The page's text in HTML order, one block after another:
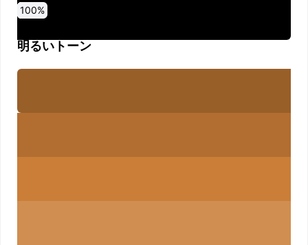
明るいトーン
0%
10%
20%
30%
40%
50%
60%
70%
80%
90%
100%